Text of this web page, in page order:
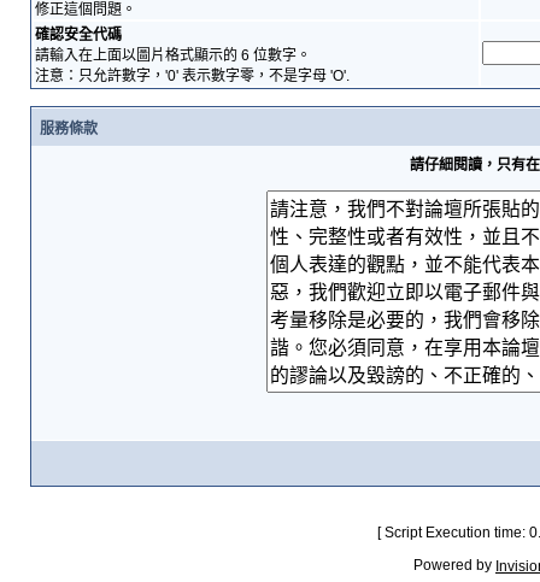
修正這個問題。
確認安全代碼
請輸入在上面以圖片格式顯示的 6 位數字。
注意：只允許數字，'0' 表示數字零，不是字母 'O'.
服務條款
請仔細閱讀，只有
[ Script Execution time:
Powered by